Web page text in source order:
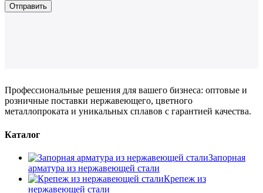
Профессиональные решения для вашего бизнеса: оптовые и
розничные поставки нержавеющего, цветного
металлопроката и уникальных сплавов с гарантией качества.
Каталог
Запорная
арматура из нержавеющей стали
Крепеж из
нержавеющей стали